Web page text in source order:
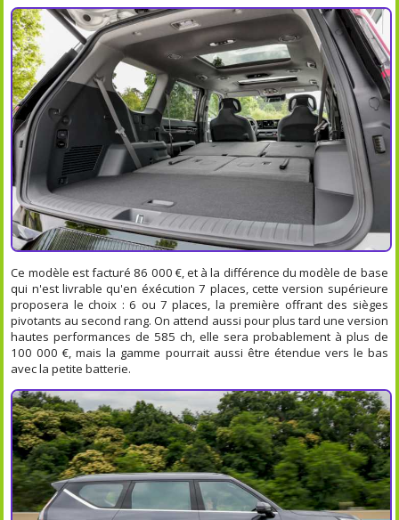
Ce modèle est facturé 86 000 €, et à la différence du modèle de base
qui n'est livrable qu'en éxécution 7 places, cette version supérieure
proposera le choix : 6 ou 7 places, la première offrant des sièges
pivotants au second rang. On attend aussi pour plus tard une version
hautes performances de 585 ch, elle sera probablement à plus de
100 000 €, mais la gamme pourrait aussi être étendue vers le bas
avec la petite batterie.